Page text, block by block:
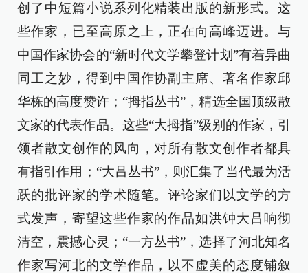
创了中短篇小说系列化精装出版的新形式。这
些作家，已至高原之上，正在向高峰迈进。与
中国作家协会的“新时代文学攀登计划”有着异曲
同工之妙，得到中国作协副主席、著名作家邱
华栋的高度赞许；“拇指丛书”，精选全国顶级散
文家的代表作品。这些“大拇指”级别的作家，引
领者散文创作的风向，对所有散文创作者都具
有指引作用；“大吕丛书”，则汇集了当代最为活
跃的批评家的学术随笔。评论家们以文学的方
式发声，寄望这些作家的作品如洪钟大吕响彻
清空，震撼心灵；“一方丛书”，选择了河北知名
作家写河北的文学作品，以不虚美的态度铺叙